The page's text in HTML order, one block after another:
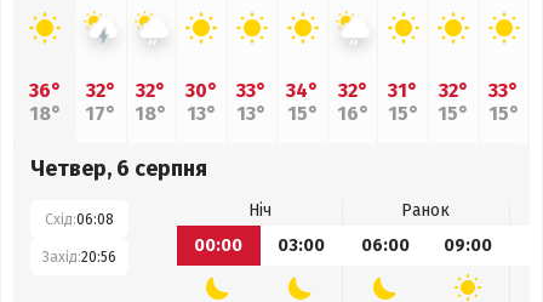
36°
18°
32°
17°
32°
18°
30°
13°
33°
13°
34°
15°
32°
16°
31°
15°
32°
15°
33°
15°
Четвер, 6 серпня
Схід:06:08
Захід:20:56
Ніч
Ранок
00:00
03:00 06:00 09:00